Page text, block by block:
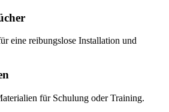
eine reibungslose Installation und
für Schulung oder Training.